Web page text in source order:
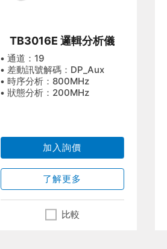
TB3016E 邏輯分析儀
• 通道：19
• 差動訊號解碼：DP_Aux
• 時序分析：800MHz
• 狀態分析：200MHz
加入詢價
了解更多
比較